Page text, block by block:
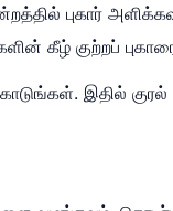
புகார்
கீழ் குற்றப்
இதில் குரல்